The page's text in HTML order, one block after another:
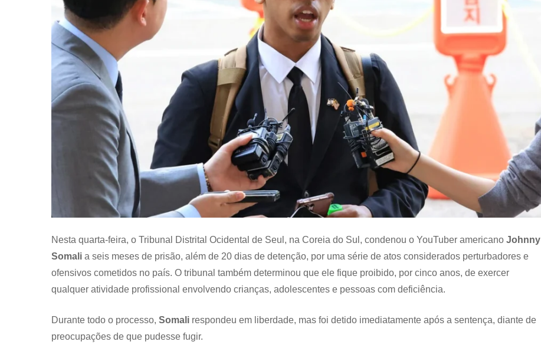
meses
prisão
por
cometidos
Nesta quarta-feira, o Tribunal Distrital Ocidental de Seul, na Coreia do Sul, condenou o YouTuber americano Johnny
Somali a seis meses de prisão, além de 20 dias de detenção, por uma série de atos considerados perturbadores e
ofensivos cometidos no país. O tribunal também determinou que ele fique proibido, por cinco anos, de exercer
qualquer atividade profissional envolvendo crianças, adolescentes e pessoas com deficiência.
Durante todo o processo, Somali respondeu em liberdade, mas foi detido imediatamente após a sentença, diante de
preocupações de que pudesse fugir.